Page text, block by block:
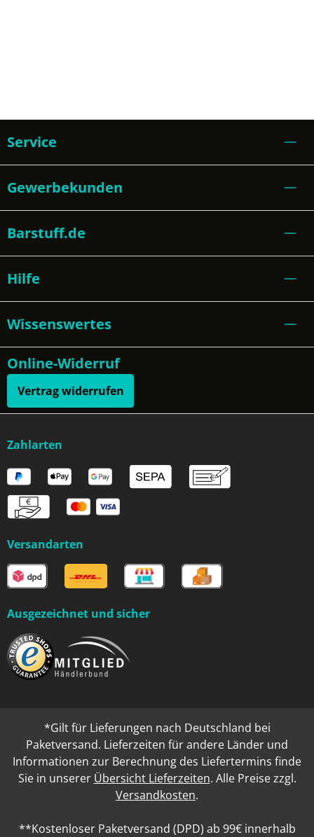
Service
Gewerbekunden
Barstuff.de
Hilfe
Wissenswertes
Online-Widerruf
Vertrag widerrufen
Zahlarten
Versandarten
Ausgezeichnet und sicher
*Gilt für Lieferungen nach Deutschland bei
Paketversand. Lieferzeiten für andere Länder und
Informationen zur Berechnung des Liefertermins finde
Sie in unserer Übersicht Lieferzeiten. Alle Preise zzgl.
Versandkosten.
**Kostenloser Paketversand (DPD) ab 99€ innerhalb